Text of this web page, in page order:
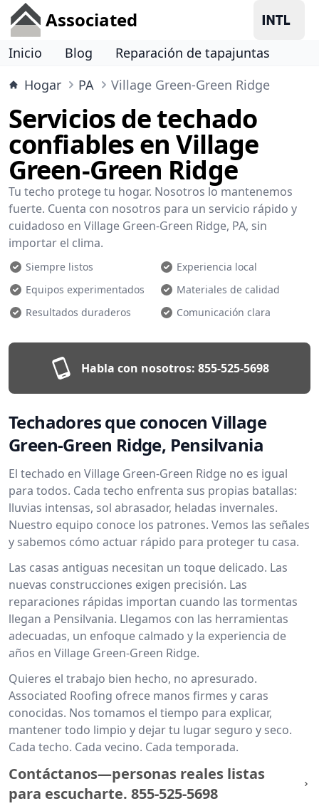
Associated
Inicio Blog
Reparación de tapajuntas
Hogar
PA Village Green-Green Ridge
Servicios de techado
confiables en Village
Green-Green Ridge
Tu techo protege tu hogar. Nosotros lo mantenemos
fuerte. Cuenta con nosotros para un servicio rápido y
cuidadoso en Village Green-Green Ridge, PA, sin
importar el clima.
Siempre listos
Experiencia local
Equipos experimentados
Materiales de calidad
Resultados duraderos
Comunicación clara
Habla con nosotros: 855-525-5698
Techadores que conocen Village
Green-Green Ridge, Pensilvania
El techado en Village Green-Green Ridge no es igual
para todos. Cada techo enfrenta sus propias batallas:
lluvias intensas, sol abrasador, heladas invernales.
Nuestro equipo conoce los patrones. Vemos las señales
y sabemos cómo actuar rápido para proteger tu casa.
Las casas antiguas necesitan un toque delicado. Las
nuevas construcciones exigen precisión. Las
reparaciones rápidas importan cuando las tormentas
llegan a Pensilvania. Llegamos con las herramientas
adecuadas, un enfoque calmado y la experiencia de
años en Village Green-Green Ridge.
Quieres el trabajo bien hecho, no apresurado.
Associated Roofing ofrece manos firmes y caras
conocidas. Nos tomamos el tiempo para explicar,
mantener todo limpio y dejar tu lugar seguro y seco.
Cada techo. Cada vecino. Cada temporada.
Contáctanos—personas reales listas
para escucharte. 855-525-5698